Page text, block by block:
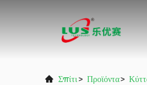
Σπίτι> Προϊόντα>